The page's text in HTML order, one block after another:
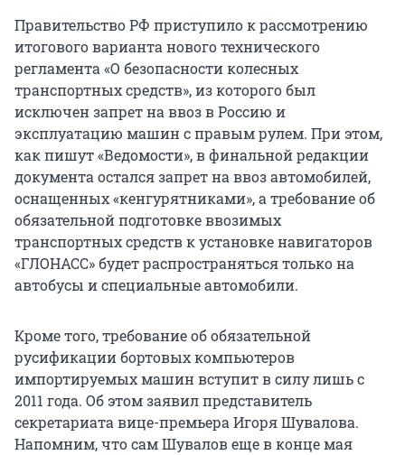
Правительство РФ приступило к рассмотрению
итогового варианта нового технического
регламента «О безопасности колесных
транспортных средств», из которого был
исключен запрет на ввоз в Россию и
эксплуатацию машин с правым рулем. При этом,
как пишут «Ведомости», в финальной редакции
документа остался запрет на ввоз автомобилей,
оснащенных «кенгурятниками», а требование об
обязательной подготовке ввозимых
транспортных средств к установке навигаторов
«ГЛОНАСС» будет распространяться только на
автобусы и специальные автомобили.
Кроме того, требование об обязательной
русификации бортовых компьютеров
импортируемых машин вступит в силу лишь с
2011 года. Об этом заявил представитель
секретариата вице-премьера Игоря Шувалова.
Напомним, что сам Шувалов еще в конце мая